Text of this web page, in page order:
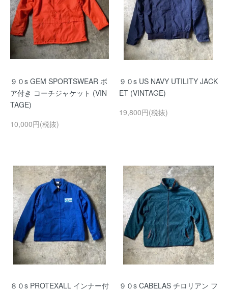
９０s GEM SPORTSWEAR ボ
ア付き コーチジャケット (VIN
TAGE)
10,000円(税抜)
９０s US NAVY UTILITY JACK
ET (VINTAGE)
19,800円(税抜)
８０s PROTEXALL インナー付
９０s CABELAS チロリアン フ